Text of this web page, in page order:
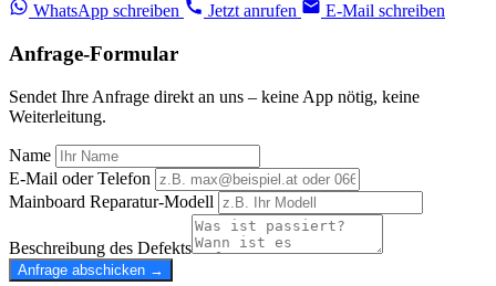
WhatsApp schreiben Jetzt anrufen E-Mail schreiben
Anfrage-Formular
Sendet Ihre Anfrage direkt an uns – keine App nötig, keine
Weiterleitung.
Name
E-Mail oder Telefon
Mainboard Reparatur-Modell
Beschreibung des Defekts
Anfrage abschicken →